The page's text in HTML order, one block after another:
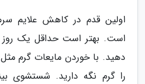
اولین قدم در کاهش علایم
است. بهتر است حداقل یک
دهید. با خوردن مایعات گرم
را گرم نگه دارید. شستشوی